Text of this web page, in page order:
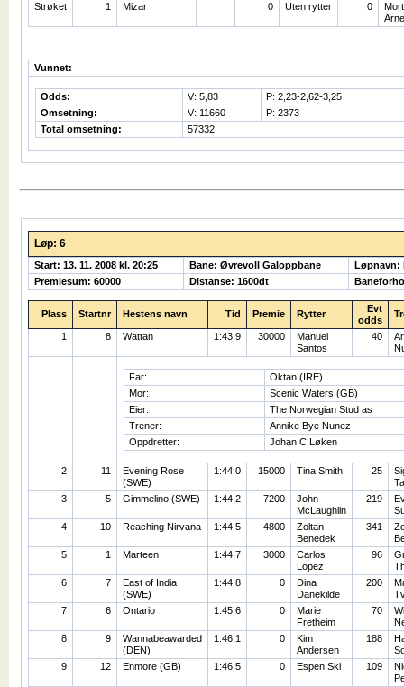
Strøket 1 Mizar 0 Uten rytter 0
Vunnet:
Odds: V: 5,83
P: 2,23-2,62-3,25
Omsetning:
V: 11660
P: 2373
Total omsetning:
57332
Løp: 6
Start: 13. 11. 2008 kl. 20:25 Bane: Øvrevoll Galoppbane
Løpnavn:
Premiesum: 60000
Distanse: 1600dt
Plass Startnr Hestens navn Tid Premie Rytter
Evt
odds
1 8 Wattan 1:43,9 30000
Manuel
Santos
40
Far:
Oktan (IRE)
Mor:
Scenic Waters (GB)
Eier:
The Norwegian Stud as
Trener:
Annike Bye Nunez
Oppdretter:
Johan C Løken
2 11
Evening Rose
(SWE)
1:44,0 15000 Tina Smith 25
3
5 Gimmelino (SWE) 1:44,2 7200
John
McLaughlin
219
4
10 Reaching Nirvana 1:44,5 4800
Zoltan
Benedek
341
5
1 Marteen 1:44,7 3000
Carlos
Lopez
96
6
7
East of India
(SWE)
1:44,8 0
Dina
Danekilde
200
7
6 Ontario 1:45,6 0
Marie
Fretheim
70
8
9
Wannabeawarded
(DEN)
1:46,1 0
Kim
Andersen
188
9
12 Enmore (GB) 1:46,5 0 Espen Ski 109